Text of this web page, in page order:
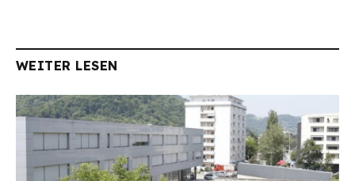
WEITER LESEN